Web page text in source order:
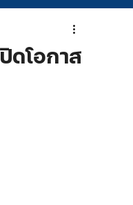
ดโอกาส